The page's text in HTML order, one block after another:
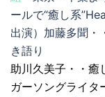
ールで“癒し系
出演）加藤多聞
き語り
助川久美子・・
ガーソングライタ